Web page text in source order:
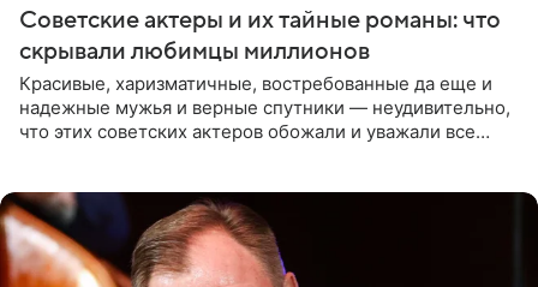
Советские актеры и их тайные романы: что
скрывали любимцы миллионов
Красивые, харизматичные, востребованные да еще и
надежные мужья и верные спутники — неудивительно,
что этих советских актеров обожали и уважали все